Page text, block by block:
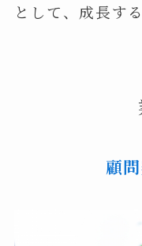
として、成長す
顧